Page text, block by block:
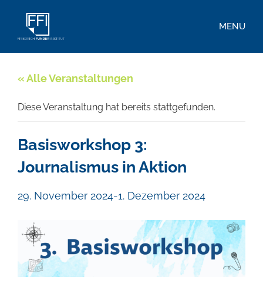
MENU
« Alle Veranstaltungen
Diese Veranstaltung hat bereits stattgefunden.
Basisworkshop 3:
Journalismus in Aktion
29. November 2024-1. Dezember 2024